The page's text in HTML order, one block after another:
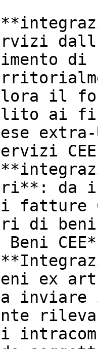
il
ai
extra-
da
fatture
di
CEE*
ex